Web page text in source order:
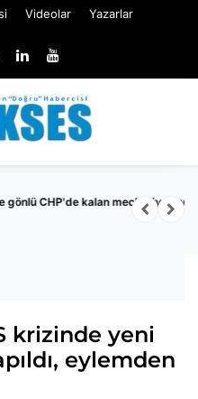
Videolar Yazarlar
kalan meclis üyesi yok
krizinde yeni
eylemden